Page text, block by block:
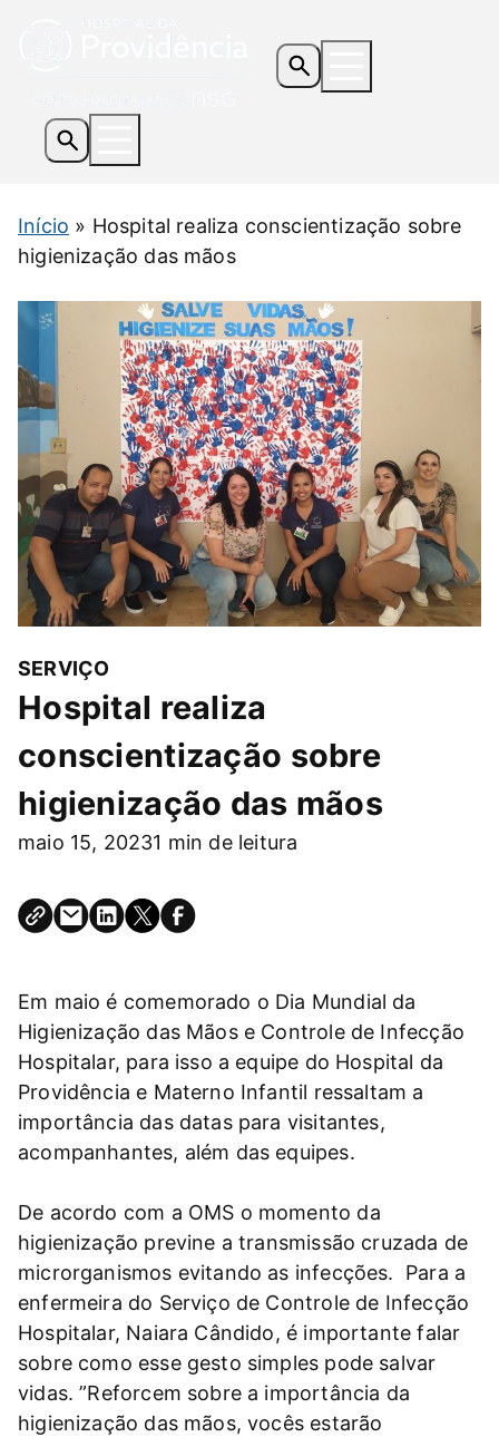
Serviços e Especialidades
Informações Úteis
Notícias
Doe Agora
Início » Hospital realiza conscientização sobre
higienização das mãos
SERVIÇO
Hospital realiza
conscientização sobre
higienização das mãos
maio 15, 20231 min de leitura
Em maio é comemorado o Dia Mundial da
Higienização das Mãos e Controle de Infecção
Hospitalar, para isso a equipe do Hospital da
Providência e Materno Infantil ressaltam a
importância das datas para visitantes,
acompanhantes, além das equipes.
De acordo com a OMS o momento da
higienização previne a transmissão cruzada de
microrganismos evitando as infecções. Para a
enfermeira do Serviço de Controle de Infecção
Hospitalar, Naiara Cândido, é importante falar
sobre como esse gesto simples pode salvar
vidas. ”Reforcem sobre a importância da
higienização das mãos, vocês estarão